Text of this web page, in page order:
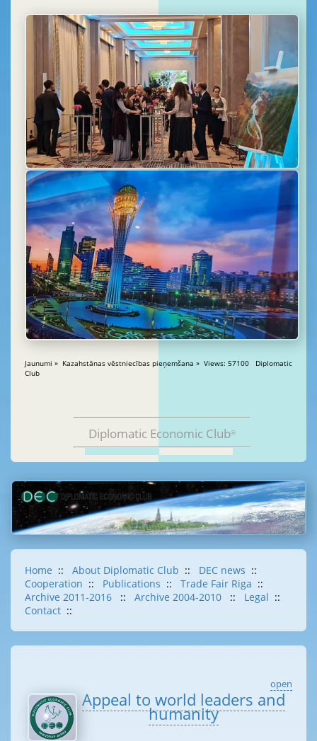
Jaunumi » Kazahstānas vēstniecības pieņemšana » Views: 57100 Diplomatic
Club
Diplomatic Economic Club®
Home :: About Diplomatic Club :: DEC news ::
Cooperation :: Publications :: Trade Fair Riga ::
Archive 2011-2016
:: Archive 2004-2010 :: Legal ::
Contact ::
open
Appeal to world leaders and
humanity